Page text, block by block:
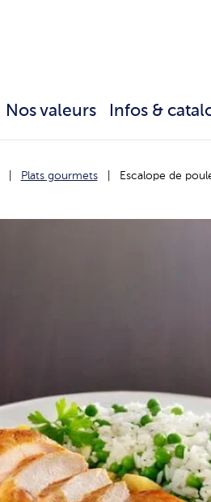
Nos valeurs Infos &
Plats gourmets Escalope de